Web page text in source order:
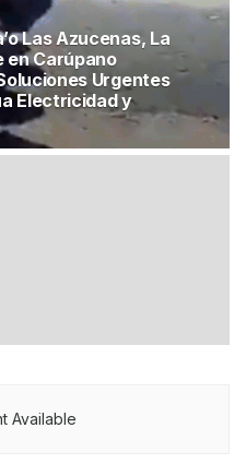
Las Azucenas, La
en Carúpano
Urgentes
Electricidad y
Available